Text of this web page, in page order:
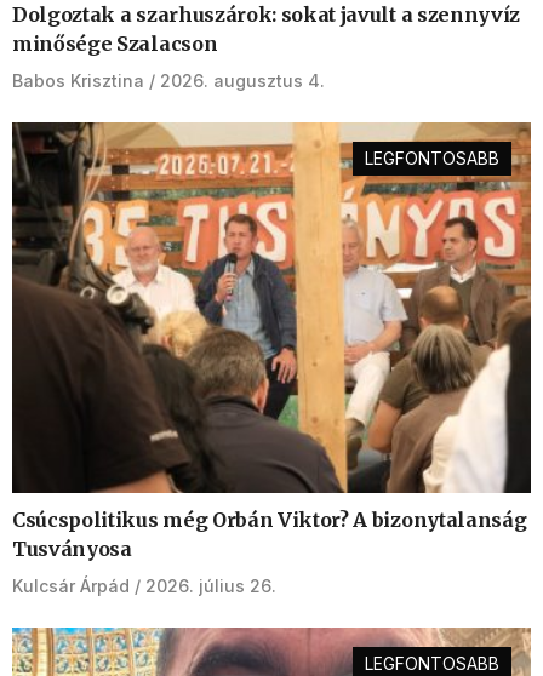
Dolgoztak a szarhuszárok: sokat javult a szennyvíz
minősége Szalacson
Babos Krisztina 2026. augusztus 4.
LEGFONTOSABB
Csúcspolitikus még Orbán Viktor? A bizonytalanság
Tusványosa
Kulcsár Árpád 2026. július 26.
LEGFONTOSABB